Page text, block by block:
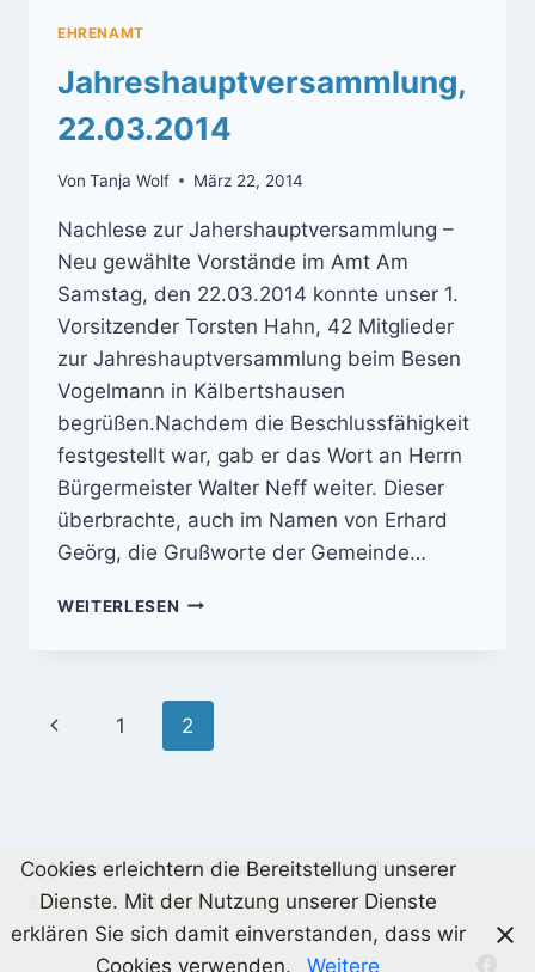
EHRENAMT
Jahreshauptversammlung,
22.03.2014
Von Tanja Wolf März 22, 2014
Nachlese zur Jahershauptversammlung –
Neu gewählte Vorstände im Amt Am
Samstag, den 22.03.2014 konnte unser 1.
Vorsitzender Torsten Hahn, 42 Mitglieder
zur Jahreshauptversammlung beim Besen
Vogelmann in Kälbertshausen
begrüßen.Nachdem die Beschlussfähigkeit
festgestellt war, gab er das Wort an Herrn
Bürgermeister Walter Neff weiter. Dieser
überbrachte, auch im Namen von Erhard
Geörg, die Grußworte der Gemeinde…
WEITERLESEN JAHRESHAUPTVERSAMMLUNG,
Seitennavigation
Vorherige
1 2
© 2026 Verein der Hundefreunde - WordPress Theme von
Kadence WP
|Impressum|Datenschutz
Cookies erleichtern die Bereitstellung unserer
Dienste. Mit der Nutzung unserer Dienste
erklären Sie sich damit einverstanden, dass wir
Cookies verwenden.
Weitere